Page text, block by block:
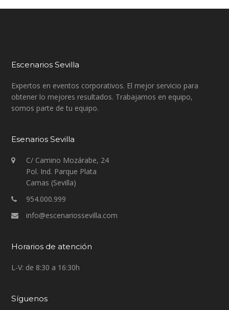
Escenarios Sevilla
Expertos en eventos corporativos. El mejor servicio para
obtener lo mejores resultados. Trabajamos en equipo,
somos parte de tu equipo.
Esenarios Sevilla
C/ Camino Mozárabe, 24
Pol. Ind. Parque Plata
Camas (Sevilla)
954.000.999
info@escenariossevilla.com
Horarios de atención
L-V: de 8:30 a 16:30h
Síguenos